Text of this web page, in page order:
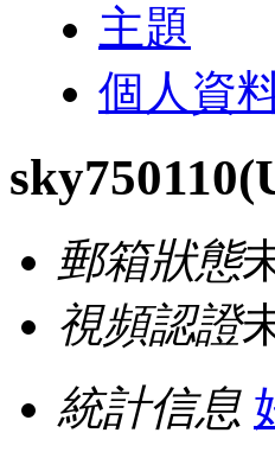
主題
個人資
sky750110
郵箱狀態
視頻認證
統計信息